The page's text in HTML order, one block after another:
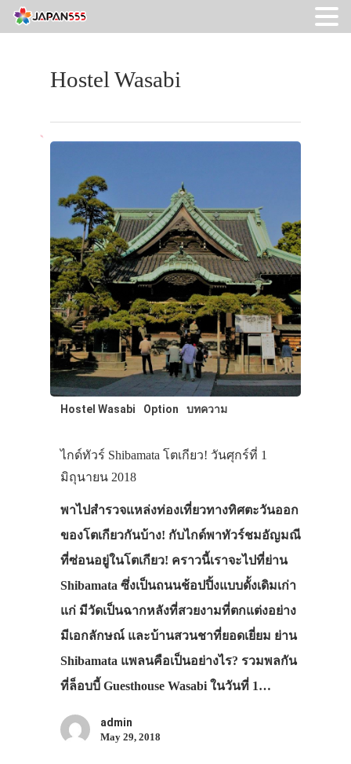
Hostel Wasabi
Hostel Wasabi Option บทความ
ไกด์ทัวร์ Shibamata โตเกียว! วันศุกร์ที่ 1
มิถุนายน 2018
พาไปสำรวจแหล่งท่องเที่ยวทางทิศตะวันออก
ของโตเกียวกันบ้าง! กับไกด์พาทัวร์ชมอัญมณี
ที่ซ่อนอยู่ในโตเกียว! คราวนี้เราจะไปที่ย่าน
Shibamata ซึ่งเป็นถนนช้อปปิ้งแบบดั้งเดิมเก่า
แก่ มีวัดเป็นฉากหลังที่สวยงามที่ตกแต่งอย่าง
มีเอกลักษณ์ และบ้านสวนชาที่ยอดเยี่ยม ย่าน
Shibamata แพลนคือเป็นอย่างไร? รวมพลกัน
ที่ล็อบบี้ Guesthouse Wasabi ในวันที่ 1…
admin
May 29, 2018